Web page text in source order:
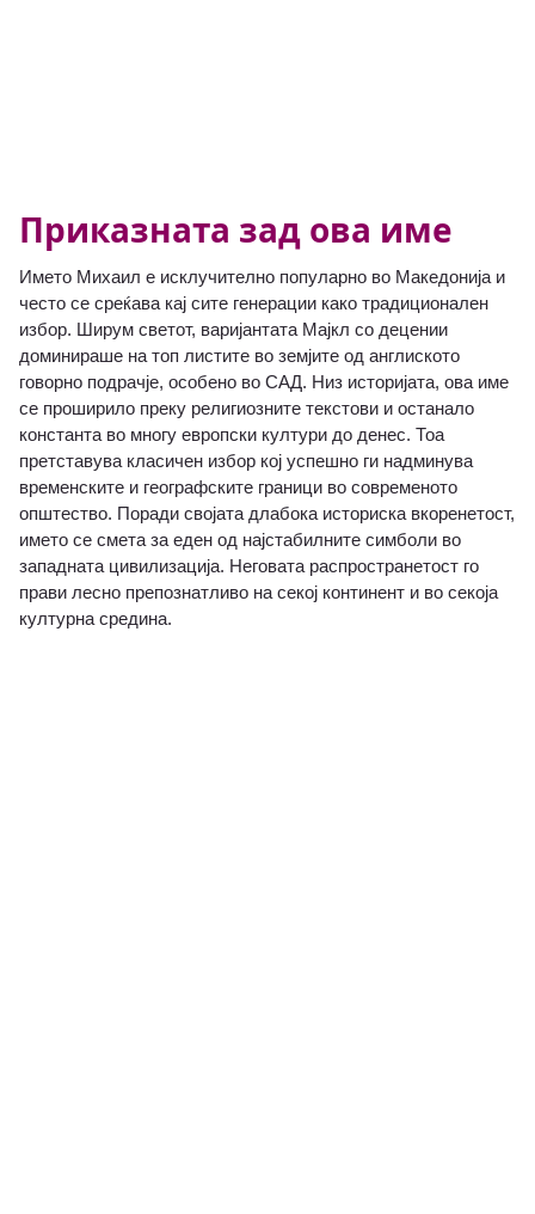
Приказната зад ова име
Името Михаил е исклучително популарно во Македонија и
често се среќава кај сите генерации како традиционален
избор. Ширум светот, варијантата Мајкл со децении
доминираше на топ листите во земјите од англиското
говорно подрачје, особено во САД. Низ историјата, ова име
се проширило преку религиозните текстови и останало
константа во многу европски култури до денес. Тоа
претставува класичен избор кој успешно ги надминува
временските и географските граници во современото
општество. Поради својата длабока историска вкоренетост,
името се смета за еден од најстабилните симболи во
западната цивилизација. Неговата распространетост го
прави лесно препознатливо на секој континент и во секоја
културна средина.